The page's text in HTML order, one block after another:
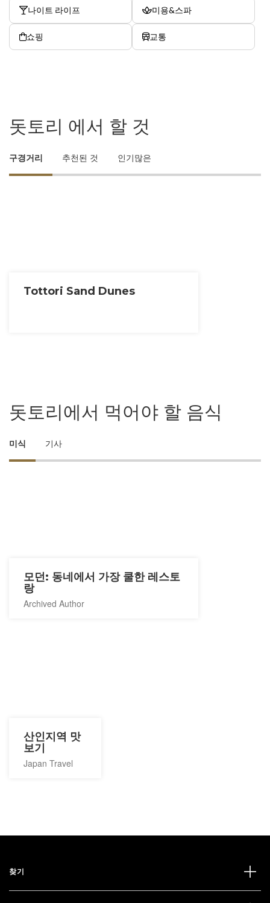
나이트 라이프 미용&스파
쇼핑 교통
돗토리 에서 할 것
구경거리 추천된 것 인기많은
Tottori Sand Dunes
돗토리에서 먹어야 할 음식
미식 기사
모던: 동네에서 가장 쿨한 레스토
랑
Archived Author
산인지역 맛
보기
Japan Travel
찾기